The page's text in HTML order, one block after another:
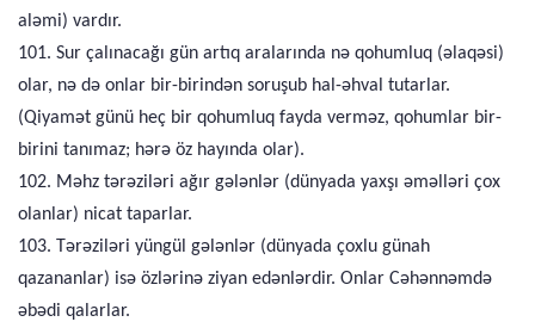
aləmi) vardır.
101. Sur çalınacağı gün artıq aralarında nə qohumluq (əlaqəsi)
olar, nə də onlar bir-birindən soruşub hal-əhval tutarlar.
(Qiyamət günü heç bir qohumluq fayda verməz, qohumlar bir-
birini tanımaz; hərə öz hayında olar).
102. Məhz tərəziləri ağır gələnlər (dünyada yaxşı əməlləri çox
olanlar) nicat taparlar.
103. Tərəziləri yüngül gələnlər (dünyada çoxlu günah
qazananlar) isə özlərinə ziyan edənlərdir. Onlar Cəhənnəmdə
əbədi qalarlar.